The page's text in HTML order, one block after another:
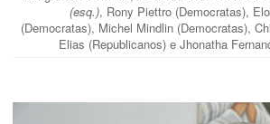
(esq.), Rony Piettro (Democratas),
(Democratas), Michel Mindlin (Democratas),
Elias (Republicanos) e Jhonatha